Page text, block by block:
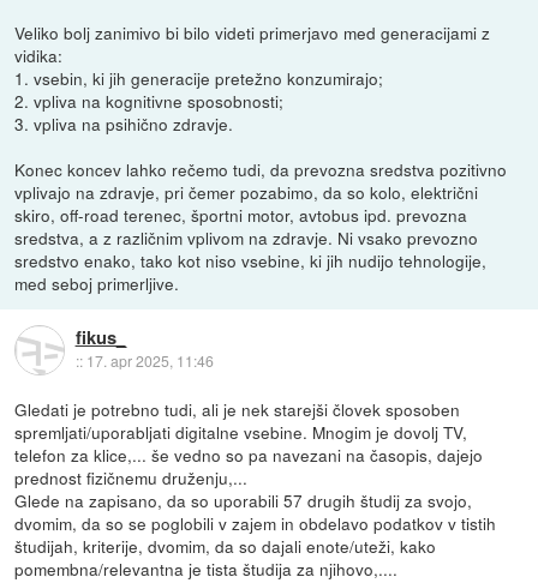
Veliko bolj zanimivo bi bilo videti primerjavo med generacijami z
vidika:
1. vsebin, ki jih generacije pretežno konzumirajo;
2. vpliva na kognitivne sposobnosti;
3. vpliva na psihično zdravje.
Konec koncev lahko rečemo tudi, da prevozna sredstva pozitivno
vplivajo na zdravje, pri čemer pozabimo, da so kolo, električni
skiro, off-road terenec, športni motor, avtobus ipd. prevozna
sredstva, a z različnim vplivom na zdravje. Ni vsako prevozno
sredstvo enako, tako kot niso vsebine, ki jih nudijo tehnologije,
med seboj primerljive.
fikus_
:: 17. apr 2025, 11:46
Gledati je potrebno tudi, ali je nek starejši človek sposoben
spremljati/uporabljati digitalne vsebine. Mnogim je dovolj TV,
telefon za klice,... še vedno so pa navezani na časopis, dajejo
prednost fizičnemu druženju,...
Glede na zapisano, da so uporabili 57 drugih študij za svojo,
dvomim, da so se poglobili v zajem in obdelavo podatkov v tistih
študijah, kriterije, dvomim, da so dajali enote/uteži, kako
pomembna/relevantna je tista študija za njihovo,....